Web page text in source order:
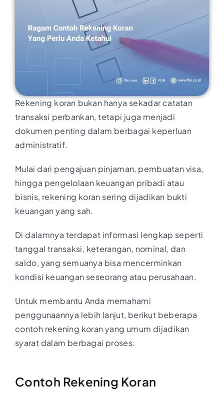
Rekening koran bukan hanya sekadar catatan
transaksi perbankan, tetapi juga menjadi
dokumen penting dalam berbagai keperluan
administratif.
Mulai dari pengajuan pinjaman, pembuatan visa,
hingga pengelolaan keuangan pribadi atau
bisnis, rekening koran sering dijadikan bukti
keuangan yang sah.
Di dalamnya terdapat informasi lengkap seperti
tanggal transaksi, keterangan, nominal, dan
saldo, yang semuanya bisa mencerminkan
kondisi keuangan seseorang atau perusahaan.
Untuk membantu Anda memahami
penggunaannya lebih lanjut, berikut beberapa
contoh rekening koran yang umum dijadikan
syarat dalam berbagai proses.
Contoh Rekening Koran